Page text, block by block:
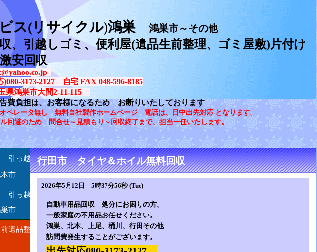
ス(リサイクル)鴻巣 鴻巣市～その他
、引越しゴミ、便利屋(遺品生前整理、ゴミ屋敷)片付け
安回収
)080-3173-2127 自宅 FAX 048-596-8185
県鴻巣市大間2-11-115
費負担は、お客様になるため お断りいたしております
ペレータ無し 無料自社製作ホームページ 電話は、日中出先対応 となります。
回避のため 問合せ～見積もり～回収終了まで、担当一任いたします。
行田市 タイヤ＆ホイル無料回収
2026年5月12日 5時37分56秒 (Tue)
自動車用品回収 処分にお困りの方。
一般家庭の不用品お任せください。
鴻巣、北本、上尾、桶川、行田その他
訪問費発生することがございます。
引っ越
市
引っ越
市
遺品整